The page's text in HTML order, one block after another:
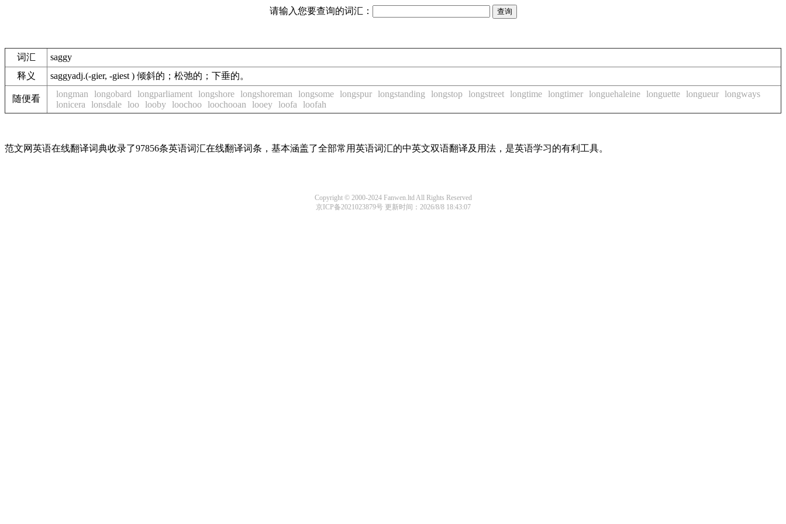
请输入您要查询的词汇：
词汇
saggy
释义
saggyadj.(-gier, -giest ) 倾斜的；松弛的；下垂的。
随便看 longman longobard longparliament longshore longshoreman longsome longspur longstanding longstop longstreet longtime longtimer longuehaleine longuette longueur longways
lonicera
lonsdale loo looby loochoo loochooan looey loofa loofah
范文网英语在线翻译词典收录了97856条英语词汇在线翻译词条，基本涵盖了全部常用英语词汇的中英文双语翻译及用法，是英语学习的有利工具。
Copyright © 2000-2024 Fanwen.ltd All Rights Reserved
京ICP备2021023879号更新时间：2026/8/8 18:43:07